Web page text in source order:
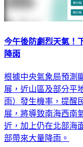
今午後防劇烈天氣！
降雨
根據中央氣象局預測
展，近山區及部分平
雨）發生機率，提醒
展，將導致南海西南
近，加上仍在北部海
部帶來大量降雨。